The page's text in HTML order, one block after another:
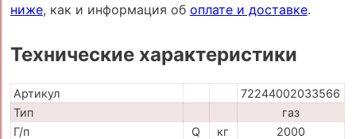
ниже, как и информация об оплате и доставке.
Технические характеристики
Артикул
72244002033566
Тип
газ
Г/п
Q кг
2000